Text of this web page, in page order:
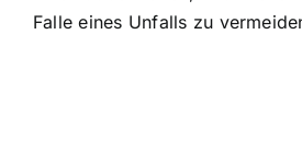
Falle eines Unfalls zu